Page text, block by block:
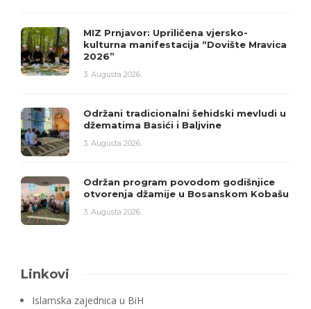
MIZ Prnjavor: Upriličena vjersko-
kulturna manifestacija “Dovište Mravica
2026”
3. Augusta 2026.
Održani tradicionalni šehidski mevludi u
džematima Basići i Baljvine
3. Augusta 2026.
Održan program povodom godišnjice
otvorenja džamije u Bosanskom Kobašu
3. Augusta 2026.
Linkovi
Islamska zajednica u BiH